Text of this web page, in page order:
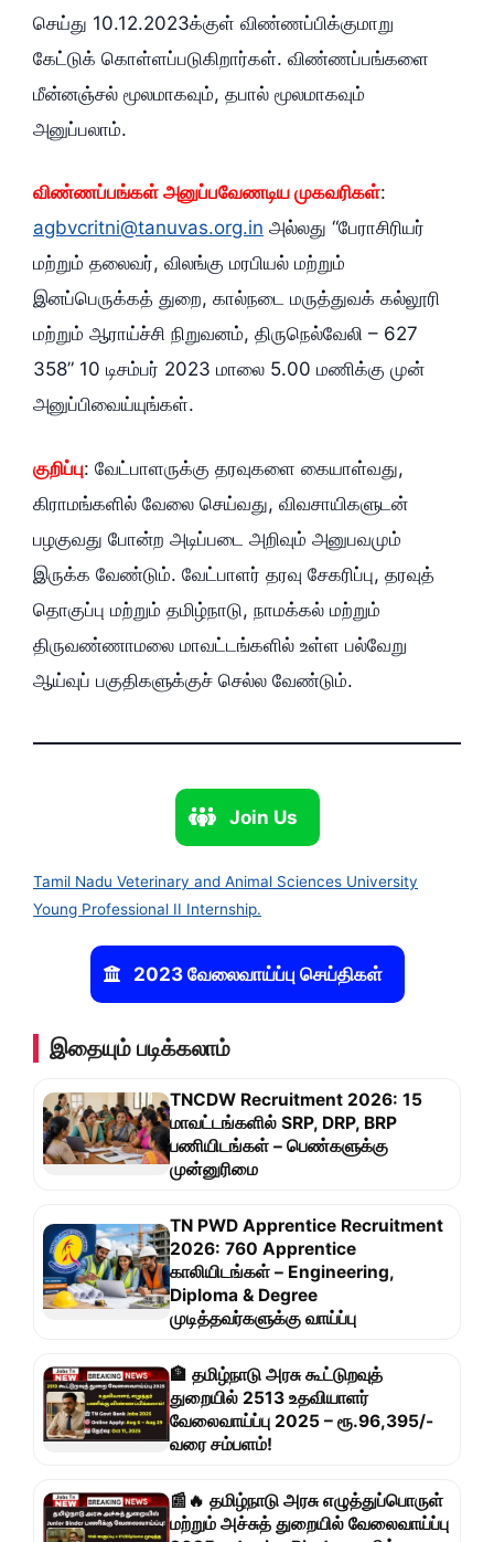
செய்து 10.12.2023க்குள் விண்ணப்பிக்குமாறு
கேட்டுக் கொள்ளப்படுகிறார்கள். விண்ணப்பங்களை
மீன்னஞ்சல் மூலமாகவும், தபால் மூலமாகவும்
அனுப்பலாம்.
விண்ணப்பங்கள் அனுப்பவேணடிய முகவரிகள்:
agbvcritni@tanuvas.org.in அல்லது “பேராசிரியர்
மற்றும் தலைவர், விலங்கு மரபியல் மற்றும்
இனப்பெருக்கத் துறை, கால்நடை மருத்துவக் கல்லூரி
மற்றும் ஆராய்ச்சி நிறுவனம், திருநெல்வேலி – 627
358” 10 டிசம்பர் 2023 மாலை 5.00 மணிக்கு முன்
அனுப்பிவைய்யுங்கள்.
குறிப்பு: வேட்பாளருக்கு தரவுகளை கையாள்வது,
கிராமங்களில் வேலை செய்வது, விவசாயிகளுடன்
பழகுவது போன்ற அடிப்படை அறிவும் அனுபவமும்
இருக்க வேண்டும். வேட்பாளர் தரவு சேகரிப்பு, தரவுத்
தொகுப்பு மற்றும் தமிழ்நாடு, நாமக்கல் மற்றும்
திருவண்ணாமலை மாவட்டங்களில் உள்ள பல்வேறு
ஆய்வுப் பகுதிகளுக்குச் செல்ல வேண்டும்.
Join Us
Tamil Nadu Veterinary and Animal Sciences University
Young Professional II Internship.
2023 வேலைவாய்ப்பு செய்திகள்
இதையும் படிக்கலாம்
TNCDW Recruitment 2026: 15
மாவட்டங்களில் SRP, DRP, BRP
பணியிடங்கள் – பெண்களுக்கு
முன்னுரிமை
TN PWD Apprentice Recruitment
2026: 760 Apprentice
காலியிடங்கள் – Engineering,
Diploma & Degree
முடித்தவர்களுக்கு வாய்ப்பு
🏦 தமிழ்நாடு அரசு கூட்டுறவுத்
துறையில் 2513 உதவியாளர்
வேலைவாய்ப்பு 2025 – ரூ.96,395/-
வரை சம்பளம்!
📰🔥 தமிழ்நாடு அரசு எழுத்துப்பொருள்
மற்றும் அச்சுத் துறையில் வேலைவாய்ப்பு